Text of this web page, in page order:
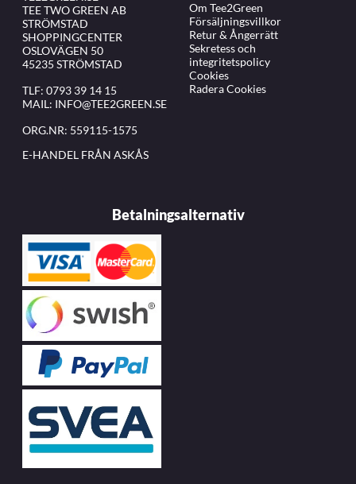
TEE TWO GREEN AB
STRÖMSTAD
SHOPPINGCENTER
OSLOVÄGEN 50
45235 STRÖMSTAD
TLF: 0793 39 14 15
MAIL: INFO@TEE2GREEN.SE
ORG.NR: 559115-1575
E-HANDEL FRÅN ASKÅS
Om Tee2Green
Försäljningsvillkor
Retur & Ångerrätt
Sekretess och
integritetspolicy
Cookies
Radera Cookies
Betalningsalternativ